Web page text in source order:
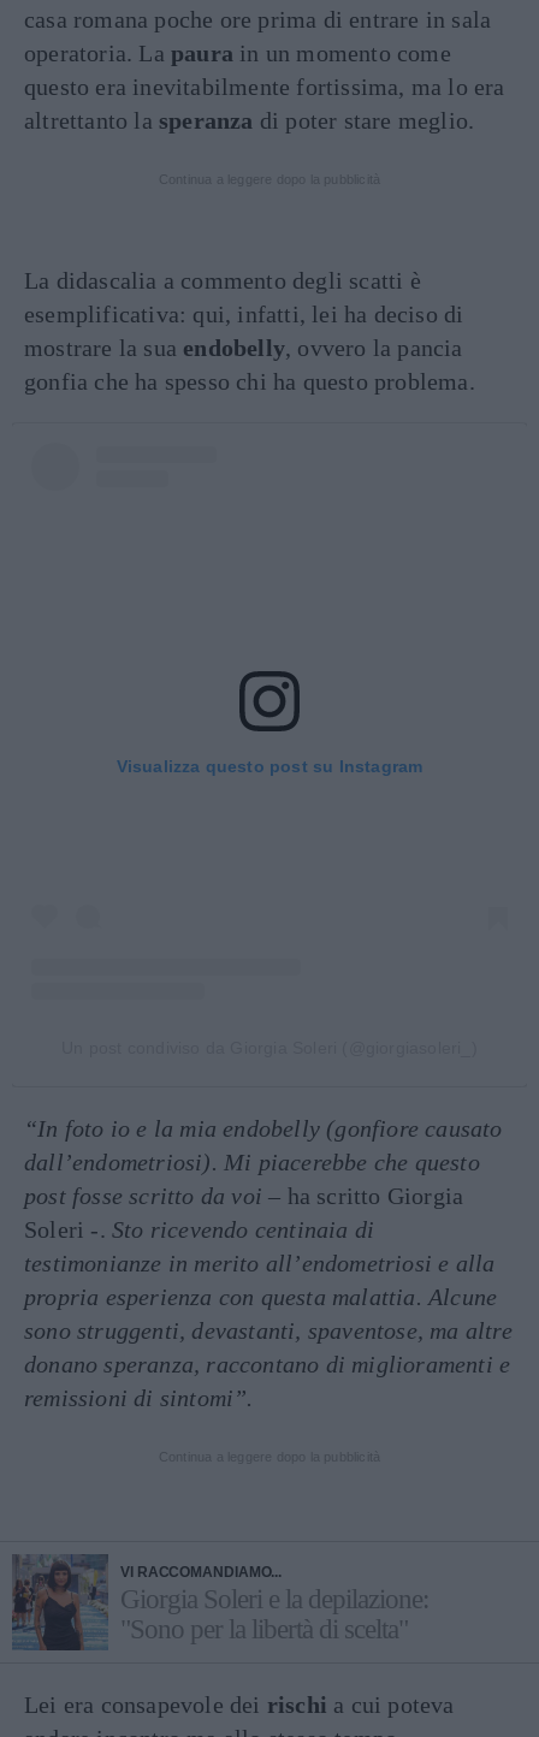
casa romana poche ore prima di entrare in sala
operatoria. La paura in un momento come
questo era inevitabilmente fortissima, ma lo era
altrettanto la speranza di poter stare meglio.
La didascalia a commento degli scatti è
esemplificativa: qui, infatti, lei ha deciso di
mostrare la sua endobelly, ovvero la pancia
gonfia che ha spesso chi ha questo problema.
Visualizza questo post su Instagram
“In foto io e la mia endobelly (gonfiore causato
dall’endometriosi). Mi piacerebbe che questo
post fosse scritto da voi – ha scritto Giorgia
Soleri -. Sto ricevendo centinaia di
testimonianze in merito all’endometriosi e alla
propria esperienza con questa malattia. Alcune
sono struggenti, devastanti, spaventose, ma altre
donano speranza, raccontano di miglioramenti e
remissioni di sintomi”.
VI RACCOMANDIAMO...
Giorgia Soleri e la depilazione:
"Sono per la libertà di scelta"
Lei era consapevole dei rischi a cui poteva